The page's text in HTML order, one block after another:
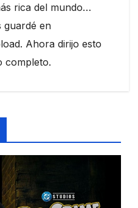
rica del mundo…
guardé en
Ahora dirijo esto
completo.